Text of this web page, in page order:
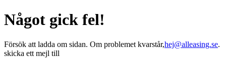
Något gick fel!
Försök att ladda om sidan. Om problemet kvarstår,hej@alleasing.se.
skicka ett mejl till